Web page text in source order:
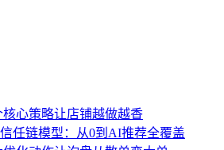
核心策略让店铺越做越香
任链模型：从0到AI推荐全覆盖